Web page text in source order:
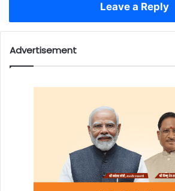
Leave a Reply
Advertisement